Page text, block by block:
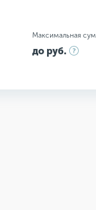
Максимальная
до руб.